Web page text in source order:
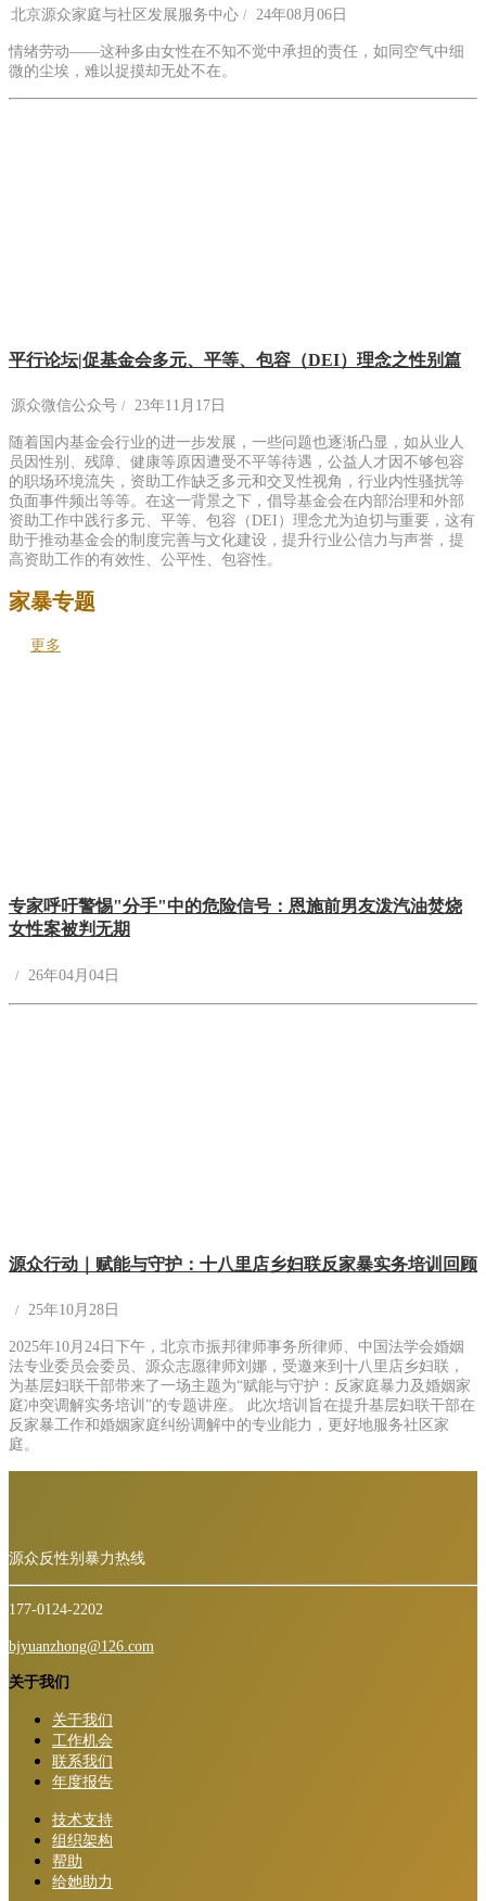
北京源众家庭与社区发展服务中心 24年08月06日
情绪劳动——这种多由女性在不知不觉中承担的责任，如同空气中细
微的尘埃，难以捉摸却无处不在。
平行论坛|促基金会多元、平等、包容（DEI）理念之性别篇
源众微信公众号 23年11月17日
随着国内基金会行业的进一步发展，一些问题也逐渐凸显，如从业人
员因性别、残障、健康等原因遭受不平等待遇，公益人才因不够包容
的职场环境流失，资助工作缺乏多元和交叉性视角，行业内性骚扰等
负面事件频出等等。在这一背景之下，倡导基金会在内部治理和外部
资助工作中践行多元、平等、包容（DEI）理念尤为迫切与重要，这有
助于推动基金会的制度完善与文化建设，提升行业公信力与声誉，提
高资助工作的有效性、公平性、包容性。
家暴专题
更多
专家呼吁警惕"分手"中的危险信号：恩施前男友泼汽油焚烧
女性案被判无期
26年04月04日
源众行动｜赋能与守护：十八里店乡妇联反家暴实务培训回顾
25年10月28日
2025年10月24日下午，北京市振邦律师事务所律师、中国法学会婚姻
法专业委员会委员、源众志愿律师刘娜，受邀来到十八里店乡妇联，
为基层妇联干部带来了一场主题为“赋能与守护：反家庭暴力及婚姻家
庭冲突调解实务培训”的专题讲座。 此次培训旨在提升基层妇联干部在
反家暴工作和婚姻家庭纠纷调解中的专业能力，更好地服务社区家
庭。
源众反性别暴力热线
177-0124-2202
bjyuanzhong@126.com
关于我们
关于我们
工作机会
联系我们
年度报告
技术支持
组织架构
帮助
给她助力